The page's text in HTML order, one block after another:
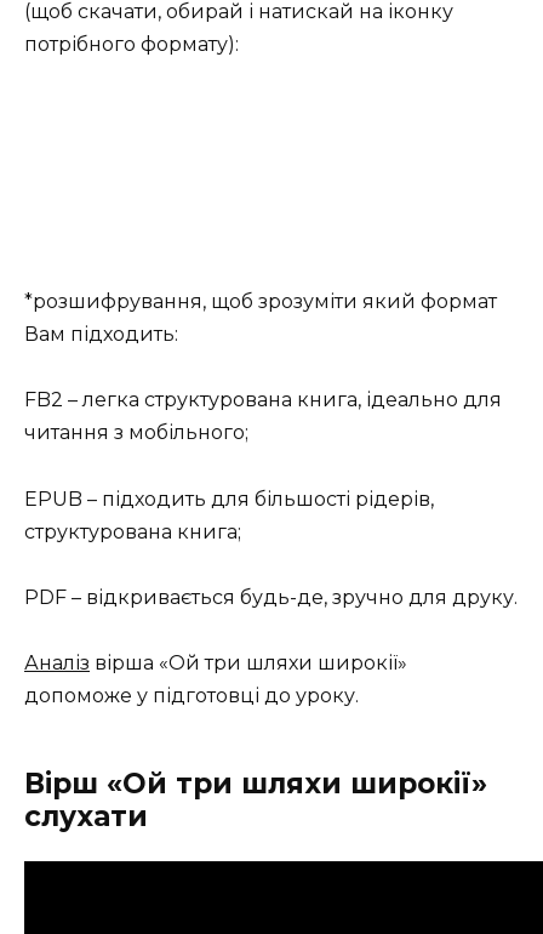
(щоб скачати, обирай і натискай на іконку
потрібного формату):
*розшифрування, щоб зрозуміти який формат
Вам підходить:
FB2 – легка структурована книга, ідеально для
читання з мобільного;
EPUB – підходить для більшості рідерів,
структурована книга;
PDF – відкривається будь-де, зручно для друку.
Аналіз вірша «Ой три шляхи широкії»
допоможе у підготовці до уроку.
Вірш «Ой три шляхи широкії»
слухати